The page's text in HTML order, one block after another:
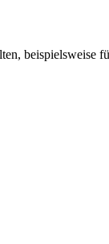
beispielsweise